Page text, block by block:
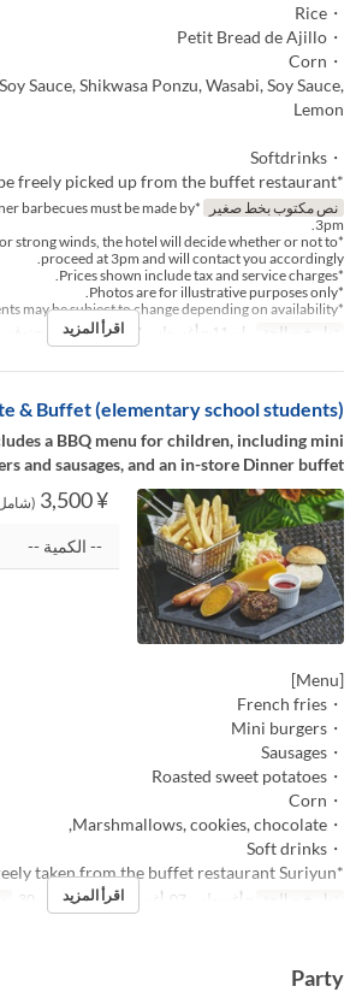
・Rice
・Petit Bread de Ajillo
・Corn
Sauce, Shikwasa Ponzu, Wasabi, Soy Sauce,
Lemon
・Softdrinks
*Soft drinks can be freely picked up from the buffet restaurant.
نص مكتوب بخط صغير
barbecues must be made by
3pm.
or strong winds, the hotel will decide whether or not to
proceed at 3pm and will contact you accordingly.
*Prices shown include tax and service charges.
*Photos are for illustrative purposes only.
*Ingredients may be subject to change depending on availability.
تواريخ صالحة
مايو 11 ~ أغسطس 07, أغسطس 17 ~ نوفمبر 30 اقرأ المزيد
& Buffet (elementary school students)
a BBQ menu for children, including mini
and sausages, and an in-store Dinner buffet.
¥ 3,500
[Menu]
・French fries
・Mini burgers
・Sausages
・Roasted sweet potatoes
・Corn
・Marshmallows, cookies, chocolate,
・Soft drinks
*Soft drinks can be freely taken from the buffet restaurant Suriyun.
تواريخ صالحة ~ أغسطس 07, أغسطس 17 ~ نوفمبر 30 اقرأ المزيد
Party